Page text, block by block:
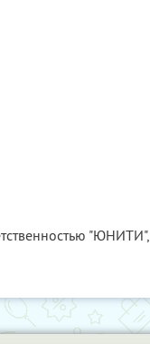
"ЮНИТИ",